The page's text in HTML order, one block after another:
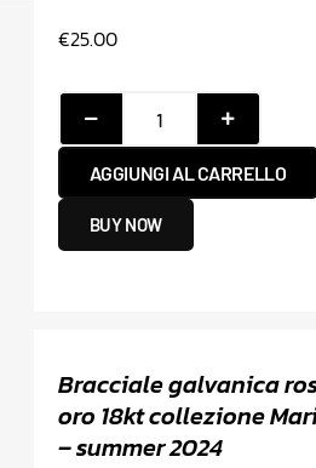
€25.00
BUY NOW
AGGIUNGI AL CARRELLO
Bracciale galvanica
oro 18kt collezione
– summer 2024